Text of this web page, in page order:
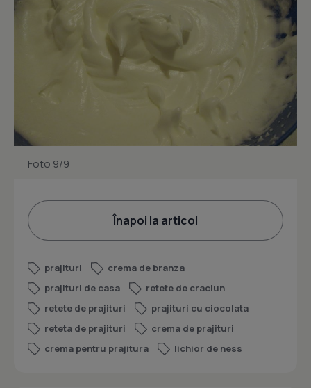
Foto 9/9
Înapoi la articol
prajituri
crema de branza
prajituri de casa
retete de craciun
retete de prajituri
prajituri cu ciocolata
reteta de prajituri
crema de prajituri
crema pentru prajitura
lichior de ness